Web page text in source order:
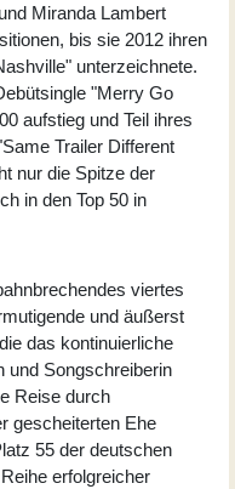
Miranda Lambert
bis sie 2012 ihren
unterzeichnete.
"Merry Go
aufstieg und Teil ihres
Trailer Different
nur die Spitze der
in den Top 50 in
viertes
und äußerst
das kontinuierliche
und Songschreiberin
Reise durch
gescheiterten Ehe
55 der deutschen
erfolgreicher